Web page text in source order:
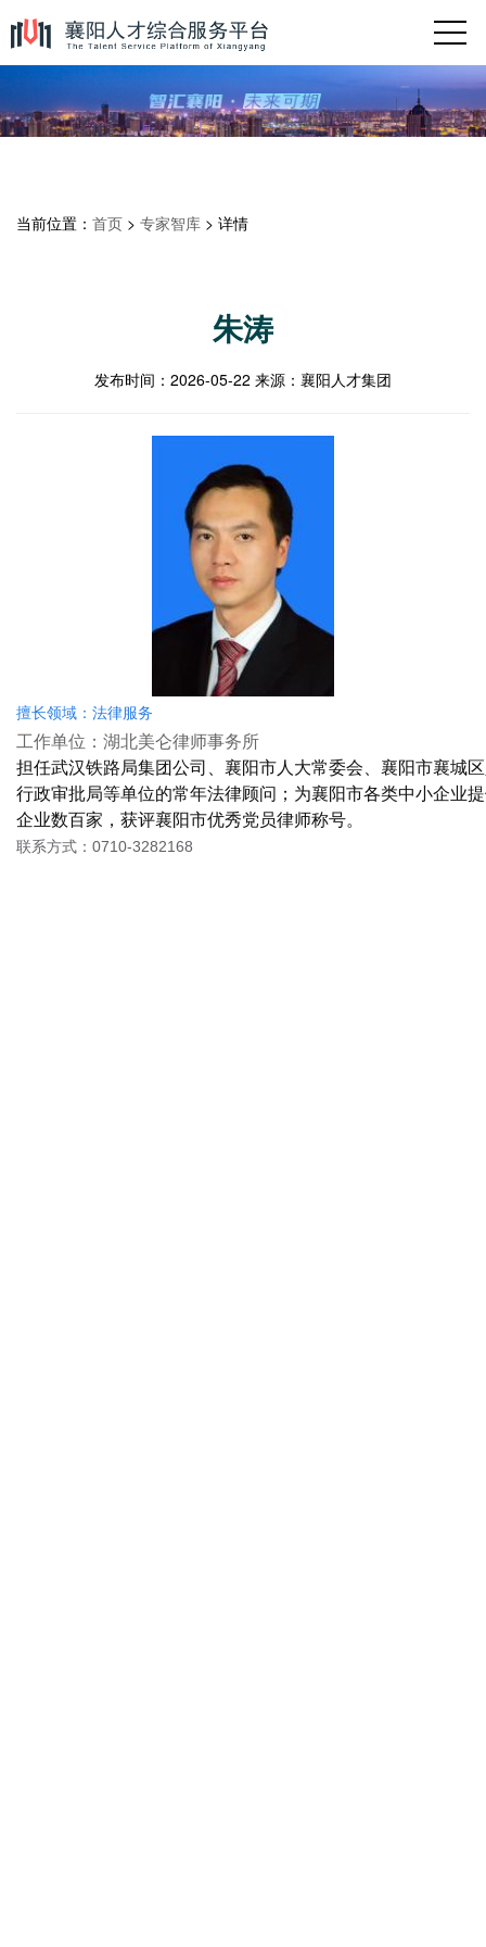
当前位置： 首页 > 专家智库 > 详情
朱涛
发布时间： 2026-05-22 来源： 襄阳人才集团
擅长领域：法律服务
工作单位：湖北美仑律师事务所
担任武汉铁路局集团公司、襄阳市人大常委会、襄阳市襄城
行政审批局等单位的常年法律顾问；为襄阳市各类中小企业
企业数百家，获评襄阳市优秀党员律师称号。
联系方式：0710-3282168